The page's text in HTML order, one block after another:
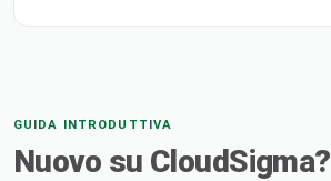
GUIDA INTRODUTTIVA
Nuovo su CloudSigma?